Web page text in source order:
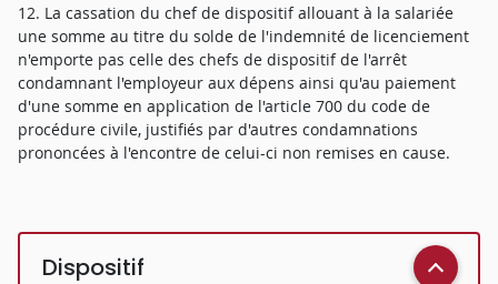
12. La cassation du chef de dispositif allouant à la salariée
une somme au titre du solde de l'indemnité de licenciement
n'emporte pas celle des chefs de dispositif de l'arrêt
condamnant l'employeur aux dépens ainsi qu'au paiement
d'une somme en application de l'article 700 du code de
procédure civile, justifiés par d'autres condamnations
prononcées à l'encontre de celui-ci non remises en cause.
Dispositif